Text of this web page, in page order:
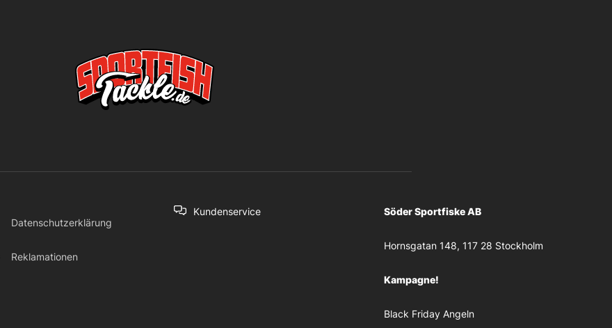
Datenschutzerklärung
Reklamationen
Kundenservice Söder Sportfiske AB
Hornsgatan 148, 117 28 Stockholm
Kampagne!
Black Friday Angeln